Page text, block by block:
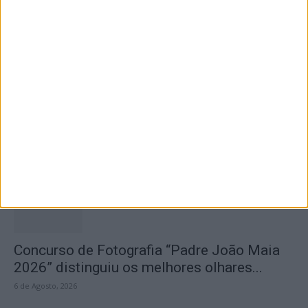
Concurso de Fotografia “Padre João Maia
2026” distinguiu os melhores olhares...
6 de Agosto, 2026